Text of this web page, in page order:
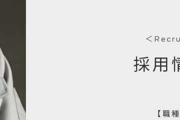
＜
採用
【職